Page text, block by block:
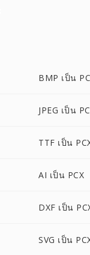
BMP เป็น
JPEG เป็น
TTF เป็น
AI เป็น PCX
DXF เป็น
SVG เป็น